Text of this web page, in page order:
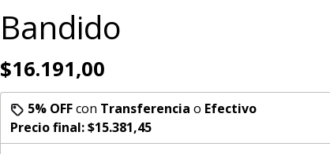
Bandido
$16.191,00
5% OFFcon Transferencia o Efectivo
Precio final:$15.381,45